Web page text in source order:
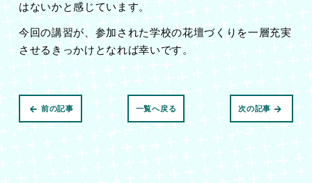
はないかと感じています。
今回の講習が、参加された学校の花壇づくりを一層充実
させるきっかけとなれば幸いです。
次の記事
一覧へ戻る
前の記事